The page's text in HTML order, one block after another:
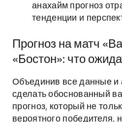
анахайм прогноз
тенденции и
Прогноз на матч
«Бостон»: что
Объединив все данные и
сделать обоснованный
прогноз, который не
вероятного победителя,